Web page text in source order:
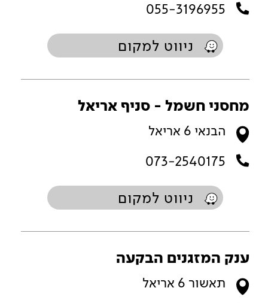
055-3196955
ניווט למקום
מחסני חשמל - סניף אריאל
הבנאי 6 אריאל
073-2540175
ניווט למקום
ענק המזגנים הבקעה
תאשור 6 אריאל